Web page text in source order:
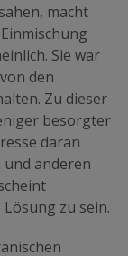
macht
Sie war
den
Zu dieser
besorgter
daran
anderen
zu sein.